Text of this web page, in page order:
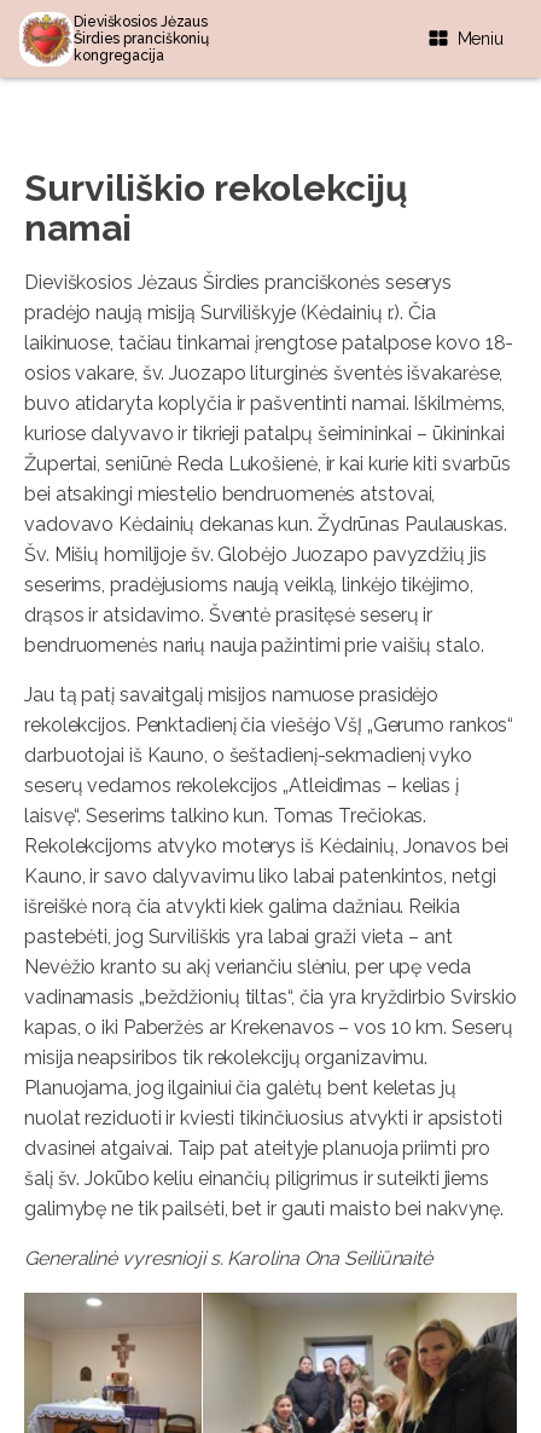
Dieviškosios Jėzaus
Širdies pranciškonių
kongregacija
Meniu
Surviliškio rekolekcijų
namai
Dieviškosios Jėzaus Širdies pranciškonės seserys
pradėjo naują misiją Surviliškyje (Kėdainių r.). Čia
laikinuose, tačiau tinkamai įrengtose patalpose kovo 18-
osios vakare, šv. Juozapo liturginės šventės išvakarėse,
buvo atidaryta koplyčia ir pašventinti namai. Iškilmėms,
kuriose dalyvavo ir tikrieji patalpų šeimininkai – ūkininkai
Župertai, seniūnė Reda Lukošienė, ir kai kurie kiti svarbūs
bei atsakingi miestelio bendruomenės atstovai,
vadovavo Kėdainių dekanas kun. Žydrūnas Paulauskas.
Šv. Mišių homilijoje šv. Globėjo Juozapo pavyzdžių jis
seserims, pradėjusioms naują veiklą, linkėjo tikėjimo,
drąsos ir atsidavimo. Šventė prasitęsė seserų ir
bendruomenės narių nauja pažintimi prie vaišių stalo.
Jau tą patį savaitgalį misijos namuose prasidėjo
rekolekcijos. Penktadienį čia viešėjo VšĮ „Gerumo rankos“
darbuotojai iš Kauno, o šeštadienį-sekmadienį vyko
seserų vedamos rekolekcijos „Atleidimas – kelias į
laisvę“. Seserims talkino kun. Tomas Trečiokas.
Rekolekcijoms atvyko moterys iš Kėdainių, Jonavos bei
Kauno, ir savo dalyvavimu liko labai patenkintos, netgi
išreiškė norą čia atvykti kiek galima dažniau. Reikia
pastebėti, jog Surviliškis yra labai graži vieta – ant
Nevėžio kranto su akį veriančiu slėniu, per upę veda
vadinamasis „beždžionių tiltas“, čia yra kryždirbio Svirskio
kapas, o iki Paberžės ar Krekenavos – vos 10 km. Seserų
misija neapsiribos tik rekolekcijų organizavimu.
Planuojama, jog ilgainiui čia galėtų bent keletas jų
nuolat reziduoti ir kviesti tikinčiuosius atvykti ir apsistoti
dvasinei atgaivai. Taip pat ateityje planuoja priimti pro
šalį šv. Jokūbo keliu einančių piligrimus ir suteikti jiems
galimybę ne tik pailsėti, bet ir gauti maisto bei nakvynę.
Generalinė vyresnioji s. Karolina Ona Seiliūnaitė